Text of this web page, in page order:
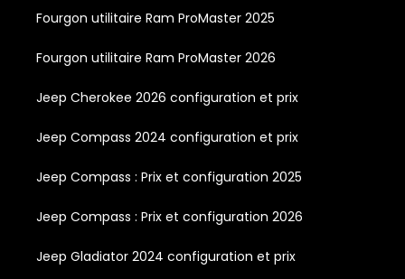
Fourgon utilitaire Ram ProMaster 2025
Fourgon utilitaire Ram ProMaster 2026
Jeep Cherokee 2026 configuration et prix
Jeep Compass 2024 configuration et prix
Jeep Compass : Prix et configuration 2025
Jeep Compass : Prix et configuration 2026
Jeep Gladiator 2024 configuration et prix